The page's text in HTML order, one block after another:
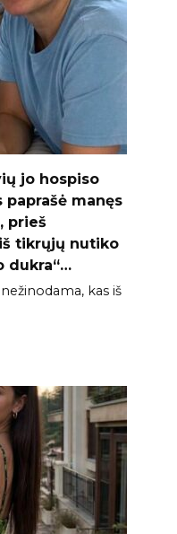
jo hospiso
paprašė manęs
prieš
tikrųjų nutiko
dukra“…
kas iš